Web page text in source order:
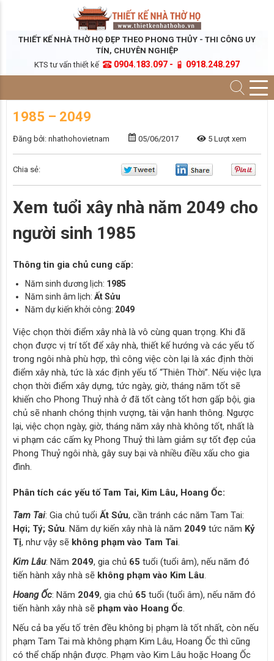
THIẾT KẾ NHÀ THỜ HỌ ĐẸP THEO PHONG THỦY - THI CÔNG UY
TÍN, CHUYÊN NGHIỆP
KTS tư vấn thiết kế
0904.183.097 - 0918.248.297
1985 – 2049
Đăng bởi: nhathohovietnam 05/06/2017 5 Lượt xem
Chia sẻ:
Xem tuổi xây nhà năm 2049 cho
người sinh 1985
Thông tin gia chủ cung cấp:
Năm sinh dương lịch: 1985
Năm sinh âm lịch: Ất Sửu
Năm dự kiến khởi công: 2049
Việc chọn thời điểm xây nhà là vô cùng quan trọng. Khi đã
chọn được vị trí tốt để xây nhà, thiết kế hướng và các yếu tố
trong ngôi nhà phù hợp, thì công việc còn lại là xác định thời
điểm xây nhà, tức là xác định yếu tố “Thiên Thời”. Nếu việc lựa
chọn thời điểm xây dựng, tức ngày, giờ, tháng năm tốt sẽ
khiến cho Phong Thuỷ nhà ở đã tốt càng tốt hơn gấp bội, gia
chủ sẽ nhanh chóng thịnh vượng, tài vận hanh thông. Ngược
lại, việc chọn ngày, giờ, tháng năm xây nhà không tốt, nhất là
vi phạm các cấm kỵ Phong Thuỷ thì làm giảm sự tốt đẹp của
Phong Thuỷ ngôi nhà, gây suy bại và nhiều điều xấu cho gia
đình.
Phân tích các yếu tố Tam Tai, Kim Lâu, Hoang Ốc:
Tam Tai: Gia chủ tuổi Ất Sửu, cần tránh các năm Tam Tai:
Hợi; Tý; Sửu. Năm dự kiến xây nhà là năm 2049 tức năm Kỷ
Tị, như vậy sẽ không phạm vào Tam Tai.
Kim Lâu: Năm 2049, gia chủ 65 tuổi (tuổi âm), nếu năm đó
tiến hành xây nhà sẽ không phạm vào Kim Lâu.
Hoang Ốc: Năm 2049, gia chủ 65 tuổi (tuổi âm), nếu năm đó
tiến hành xây nhà sẽ phạm vào Hoang Ốc.
Nếu cả ba yếu tố trên đều không bị phạm là tốt nhất, còn nếu
phạm Tam Tai mà không phạm Kim Lâu, Hoang Ốc thì cũng
có thể chấp nhận được. Phạm vào Kim Lâu hoặc Hoang Ốc